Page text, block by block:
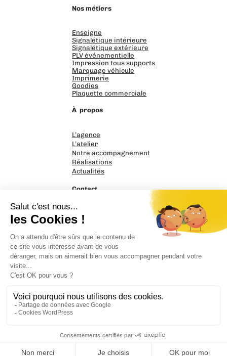
Nos métiers
Enseigne
Signalétique intérieure
Signalétique extérieure
PLV événementielle
Impression tous supports
Marquage véhicule
Imprimerie
Goodies
Plaquette commerciale
À propos
L’agence
L’atelier
Notre accompagnement
Réalisations
Actualités
Contact
PrintnGo
14120 Mondeville
02 31 39 58 95
Parlons de votre projet
Politique de confidentialité